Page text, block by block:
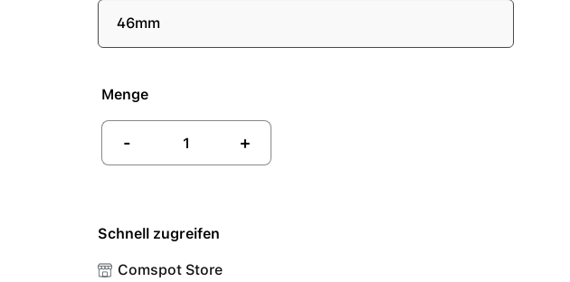
46mm
Menge
- +
Schnell zugreifen
Comspot Store